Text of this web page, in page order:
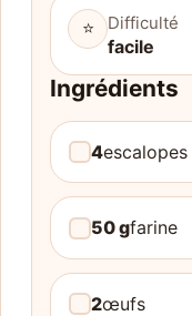
⭐ Difficulté
facile
Ingrédients
4
50 gfarine
2œufs